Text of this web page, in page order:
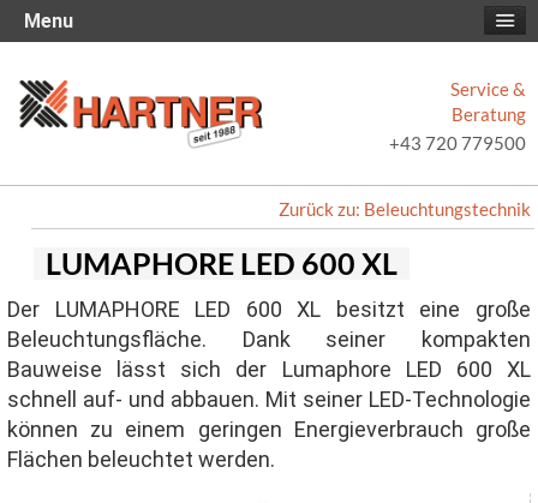
Service &
Beratung
+43 720 779500
Zurück zu: Beleuchtungstechnik
LUMAPHORE LED 600 XL
Der LUMAPHORE LED 600 XL besitzt eine große
Beleuchtungsfläche. Dank seiner kompakten
Bauweise lässt sich der Lumaphore LED 600 XL
schnell auf- und abbauen. Mit seiner LED-Technologie
können zu einem geringen Energieverbrauch große
Flächen beleuchtet werden.
Menu